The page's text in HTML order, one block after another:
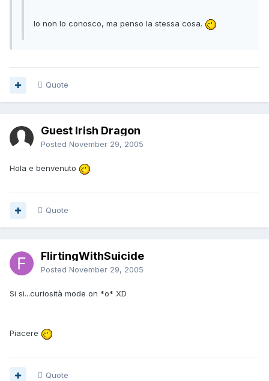
Io non lo conosco, ma penso la stessa cosa.
Quote
Guest Irish Dragon
Posted November 29, 2005
Hola e benvenuto
Quote
FlirtingWithSuicide
Posted November 29, 2005
Si si...curiosità mode on *o* XD
Piacere
Quote